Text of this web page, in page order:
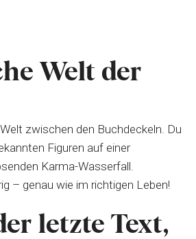
Welt der
zwischen den Buchdeckeln. Du
Figuren auf einer
Karma-Wasserfall.
– genau wie im richtigen Leben!
letzte Text,